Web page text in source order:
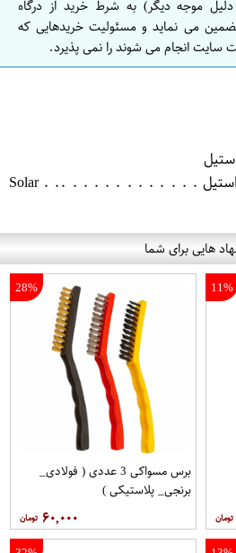
موجه دیگر) به شرط خرید از درگاه
می نماید و مسئولیت خریدهایی که
سایت انجام می شوند را نمی پذیرد.
برس تخت خورشیدی 17.5 استیل . . . . . . . . . . . . .. . Solar
هایی برای شما
11%
28%
برس مسواکی 3 عددی ( فولادی_
برنجی_ پلاستیکی )
۶۰,۰۰۰